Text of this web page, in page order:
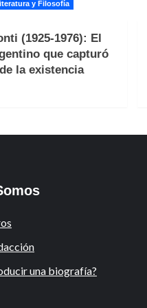
y Filosofía
(1925-1976): El
que capturó
la existencia
una biografía?